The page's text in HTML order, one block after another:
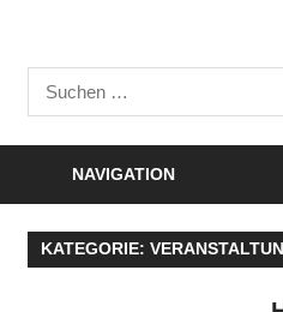
Turnverein
"Frisch
Eisenbach
Suchen
nach:
NAVIGATION
KATEGORIE: